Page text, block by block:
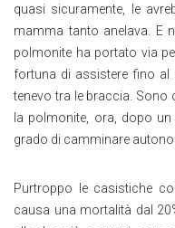
quasi sicuramente, le
mamma tanto anelava. E
polmonite ha portato via
fortuna di assistere fino
tenevo tra le braccia. Sono
la polmonite, ora, dopo un
grado di camminare
Purtroppo le casistiche
causa una mortalità dal